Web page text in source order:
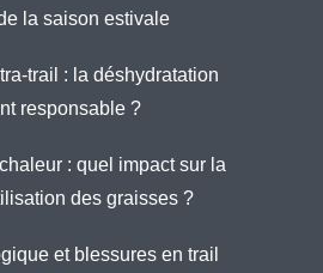
la saison estivale
trail : la déshydratation
responsable ?
: quel impact sur la
des graisses ?
et blessures en trail